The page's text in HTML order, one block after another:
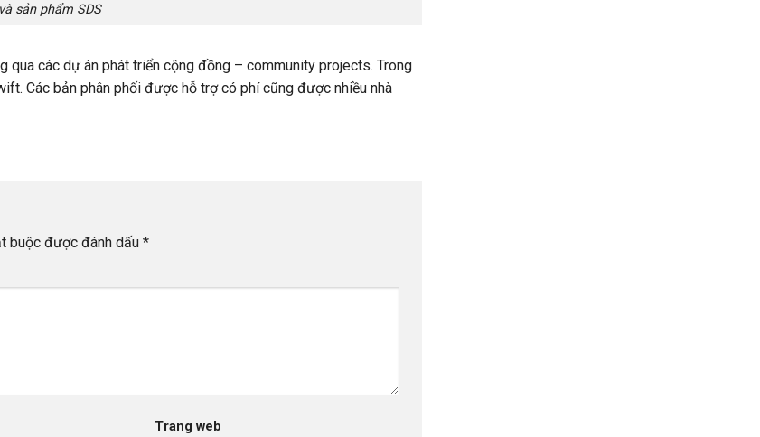
sản phẩm SDS
các dự án phát triển cộng đồng – community projects. Trong
Các bản phân phối được hỗ trợ có phí cũng được nhiều nhà
buộc được đánh dấu *
Trang web